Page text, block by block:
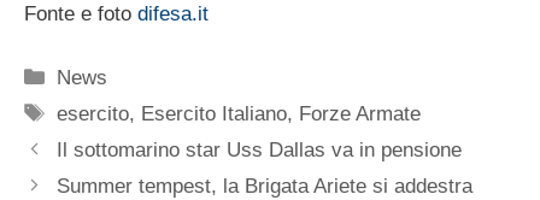
Fonte e foto difesa.it
Categorie
News
Tag
esercito, Esercito Italiano, Forze Armate
Il sottomarino star Uss Dallas va in pensione
Summer tempest, la Brigata Ariete si addestra